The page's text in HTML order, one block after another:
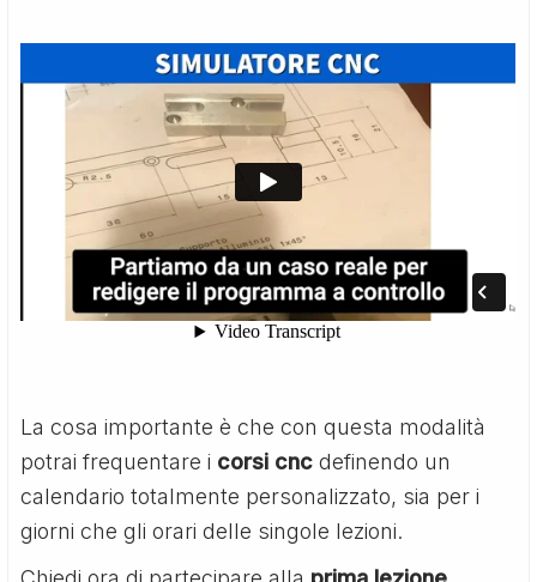
La cosa importante è che con questa modalità
potrai frequentare i corsi cnc definendo un
calendario totalmente personalizzato, sia per i
giorni che gli orari delle singole lezioni.